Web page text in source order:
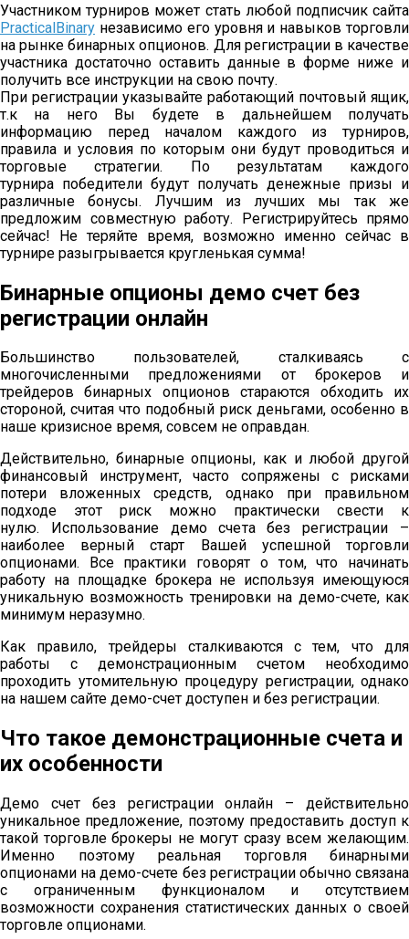
Участником турниров может стать любой подписчик сайта
PracticalBinary независимо его уровня и навыков торговли
на рынке бинарных опционов. Для регистрации в качестве
участника достаточно оставить данные в форме ниже и
получить все инструкции на свою почту.
При регистрации указывайте работающий почтовый ящик,
т.к на него Вы будете в дальнейшем получать
информацию перед началом каждого из турниров,
правила и условия по которым они будут проводиться и
торговые стратегии. По результатам каждого
турнира победители будут получать денежные призы и
различные бонусы. Лучшим из лучших мы так же
предложим совместную работу. Регистрируйтесь прямо
сейчас! Не теряйте время, возможно именно сейчас в
турнире разыгрывается кругленькая сумма!
Бинарные опционы демо счет без
регистрации онлайн
Большинство пользователей, сталкиваясь с
многочисленными предложениями от брокеров и
трейдеров бинарных опционов стараются обходить их
стороной, считая что подобный риск деньгами, особенно в
наше кризисное время, совсем не оправдан.
Действительно, бинарные опционы, как и любой другой
финансовый инструмент, часто сопряжены с рисками
потери вложенных средств, однако при правильном
подходе этот риск можно практически свести к
нулю. Использование демо счета без регистрации –
наиболее верный старт Вашей успешной торговли
опционами. Все практики говорят о том, что начинать
работу на площадке брокера не используя имеющуюся
уникальную возможность тренировки на демо-счете, как
минимум неразумно.
Как правило, трейдеры сталкиваются с тем, что для
работы с демонстрационным счетом необходимо
проходить утомительную процедуру регистрации, однако
на нашем сайте демо-счет доступен и без регистрации.
Что такое демонстрационные счета и
их особенности
Демо счет без регистрации онлайн – действительно
уникальное предложение, поэтому предоставить доступ к
такой торговле брокеры не могут сразу всем желающим.
Именно поэтому реальная торговля бинарными
опционами на демо-счете без регистрации обычно связана
с ограниченным функционалом и отсутствием
возможности сохранения статистических данных о своей
торговле опционами.